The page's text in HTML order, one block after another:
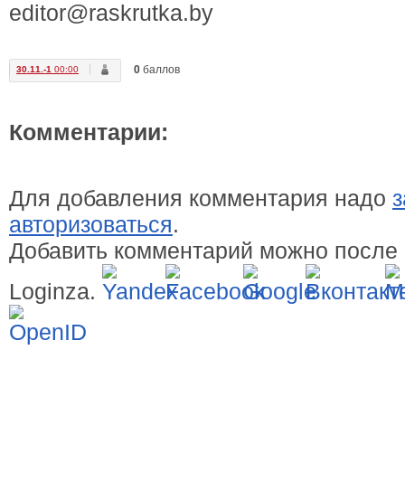
editor@raskrutka.by
30.11.-1 00:00 0 баллов
Комментарии:
Для добавления комментария надо
авторизоваться.
Добавить комментарий можно после
Loginza.